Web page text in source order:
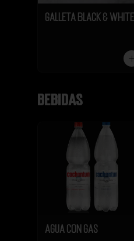
Galleta Black & White
Bebidas
Agua Con Gas